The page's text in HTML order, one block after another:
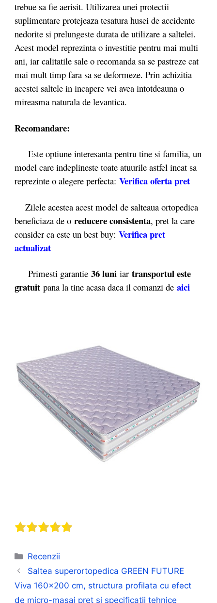
trebue sa fie aerisit. Utilizarea unei protectii
suplimentare protejeaza tesatura husei de accidente
nedorite si prelungeste durata de utilizare a saltelei.
Acest model reprezinta o investitie pentru mai multi
ani, iar calitatile sale o recomanda sa se pastreze cat
mai mult timp fara sa se deformeze. Prin achizitia
acestei saltele in incapere vei avea intotdeauna o
mireasma naturala de levantica.
Recomandare:
Este optiune interesanta pentru tine si familia, un
model care indeplineste toate atuurile astfel incat sa
reprezinte o alegere perfecta: Verifica oferta pret
Zilele acestea acest model de salteaua ortopedica
beneficiaza de o reducere consistenta, pret la care
consider ca este un best buy: Verifica pret
actualizat
Primesti garantie 36 luni iar transportul este
gratuit pana la tine acasa daca il comanzi de aici
Categorii
Recenzii
Saltea superortopedica GREEN FUTURE
Viva 160×200 cm, structura profilata cu efect
de micro-masaj pret si specificatii tehnice